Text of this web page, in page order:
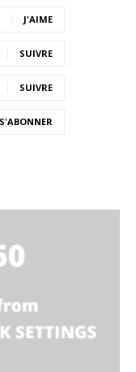
J'AIME
SUIVRE
SUIVRE
S'ABONNER